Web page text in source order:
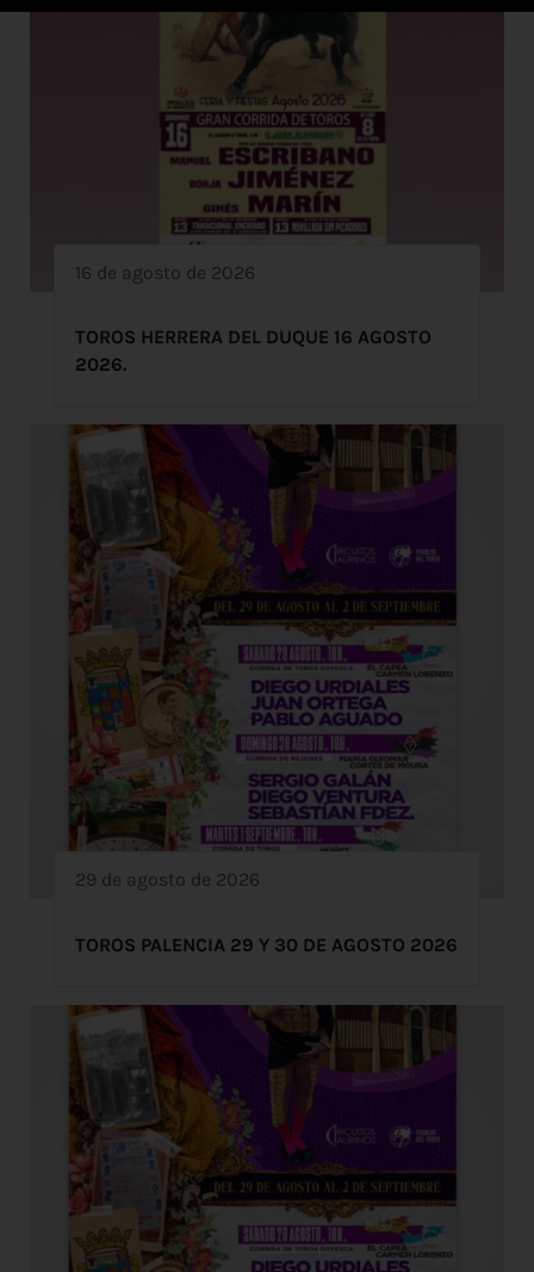
16 de agosto de 2026
TOROS HERRERA DEL DUQUE 16 AGOSTO
2026.
29 de agosto de 2026
TOROS PALENCIA 29 Y 30 DE AGOSTO 2026